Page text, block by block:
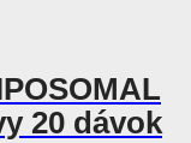
20 dávok